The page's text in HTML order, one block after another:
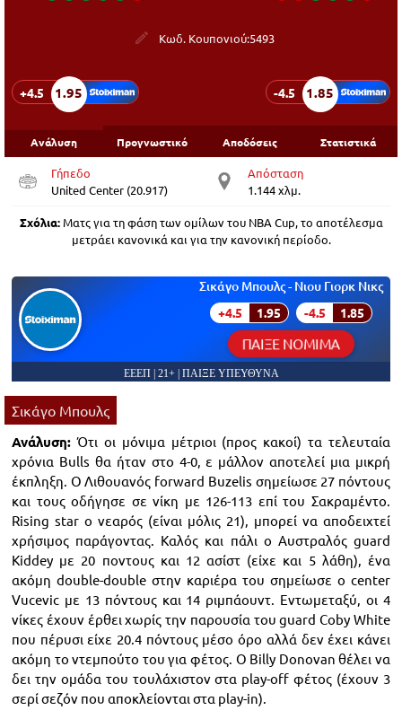
Κωδ. Κουπονιού:5493
+4.5 1.95 -4.5 1.85
Ανάλυση Προγνωστικό Αποδόσεις Στατιστικά
Γήπεδο
United Center (20.917)
Απόσταση
1.144 χλμ.
Σχόλια:Ματς για τη φάση των ομίλων του NBA Cup, το αποτέλεσμα
μετράει κανονικά και για την κανονική περίοδο.
Σικάγο Μπουλς - Νιου Γιορκ Νικς
+4.5 1.95 -4.5 1.85
ΠΑΙΞΕ ΝΟΜΙΜΑ
ΕΕΕΠ | 21+ | ΠΑΙΞΕ ΥΠΕΥΘΥΝΑ
Σικάγο Μπουλς
Ανάλυση: Ότι οι μόνιμα μέτριοι (προς κακοί) τα τελευταία
χρόνια Bulls θα ήταν στο 4-0, ε μάλλον αποτελεί μια μικρή
έκπληξη. Ο Λιθουανός forward Buzelis σημείωσε 27 πόντους
και τους οδήγησε σε νίκη με 126-113 επί του Σακραμέντο.
Rising star ο νεαρός (είναι μόλις 21), μπορεί να αποδειχτεί
χρήσιμος παράγοντας. Καλός και πάλι ο Αυστραλός guard
Kiddey με 20 ποντους και 12 ασίστ (είχε και 5 λάθη), ένα
ακόμη double-double στην καριέρα του σημείωσε ο center
Vucevic με 13 πόντους και 14 ριμπάουντ. Εντωμεταξύ, οι 4
νίκες έχουν έρθει χωρίς την παρουσία του guard Coby White
που πέρυσι είχε 20.4 πόντους μέσο όρο αλλά δεν έχει κάνει
ακόμη το ντεμπούτο του για φέτος. Ο Billy Donovan θέλει να
δει την ομάδα του τουλάχιστον στα play-off φέτος (έχουν 3
σερί σεζόν που αποκλείονται στα play-in).